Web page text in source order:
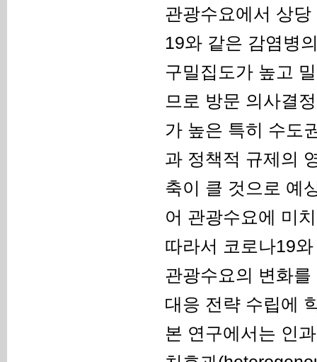
관광수요에서 상
19와 같은 감염병
구밀집도가 높고
므로 방문 의사결
가 높은 특히 수도
과 정책적 규제의
축이 클 것으로 예
어 관광수요에 미
따라서 코로나19
관광수요의 변화
대응 전략 수립에
본 연구에서는 인